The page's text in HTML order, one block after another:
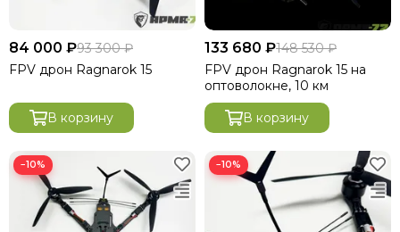
84 000 ₽93 300 ₽
FРV дpон Ragnarok 15
В корзину
133 680 ₽148 530 ₽
FРV дpон Ragnarok 15 на
оптоволокне, 10 км
В корзину
−10% −10%